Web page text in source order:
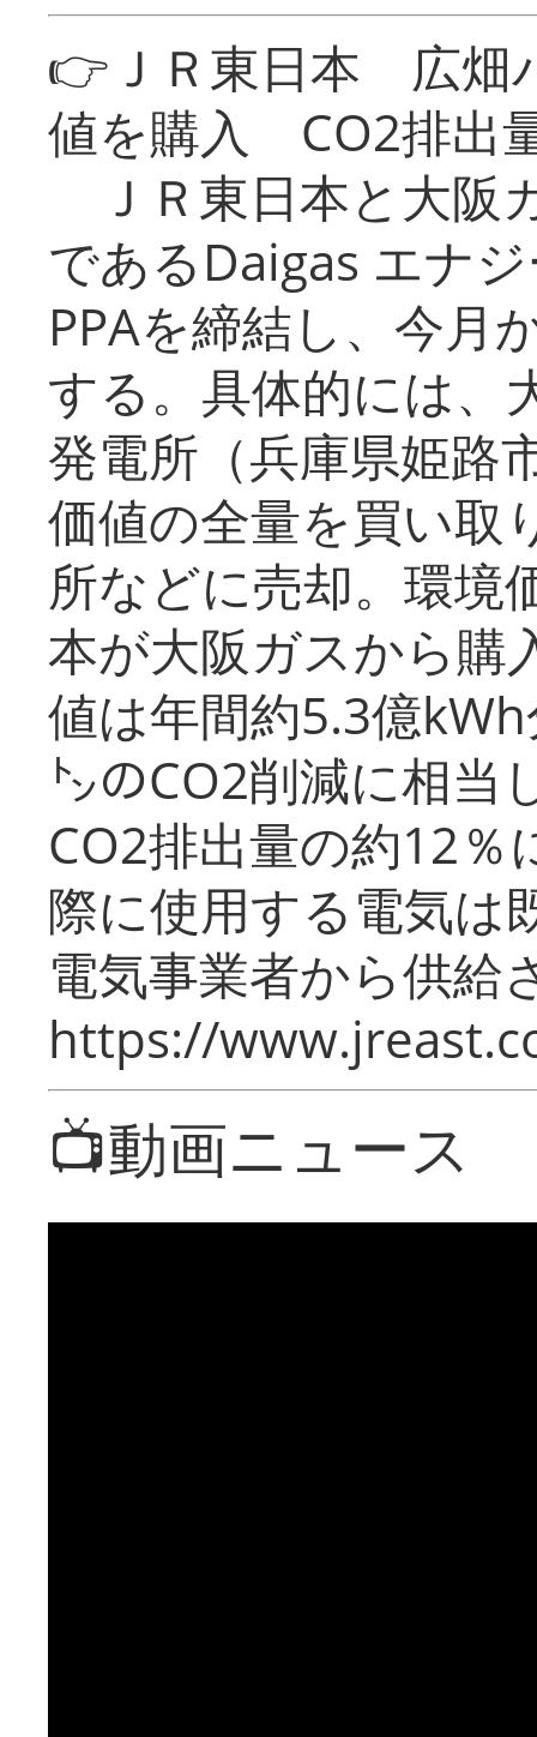
👉ＪＲ東日本 広畑
値を購入 CO2排出
ＪＲ東日本と大阪
であるDaigas エナ
PPAを締結し、今月
する。具体的には、
発電所（兵庫県姫路
価値の全量を買い取
所などに売却。環境
本が大阪ガスから購
値は年間約5.3億
㌧のCO2削減に相当
CO2排出量の約12％
際に使用する電気は
電気事業者から供給
https://
📺動画ニュース